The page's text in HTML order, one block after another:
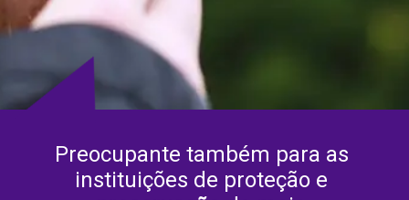
Preocupante também para as